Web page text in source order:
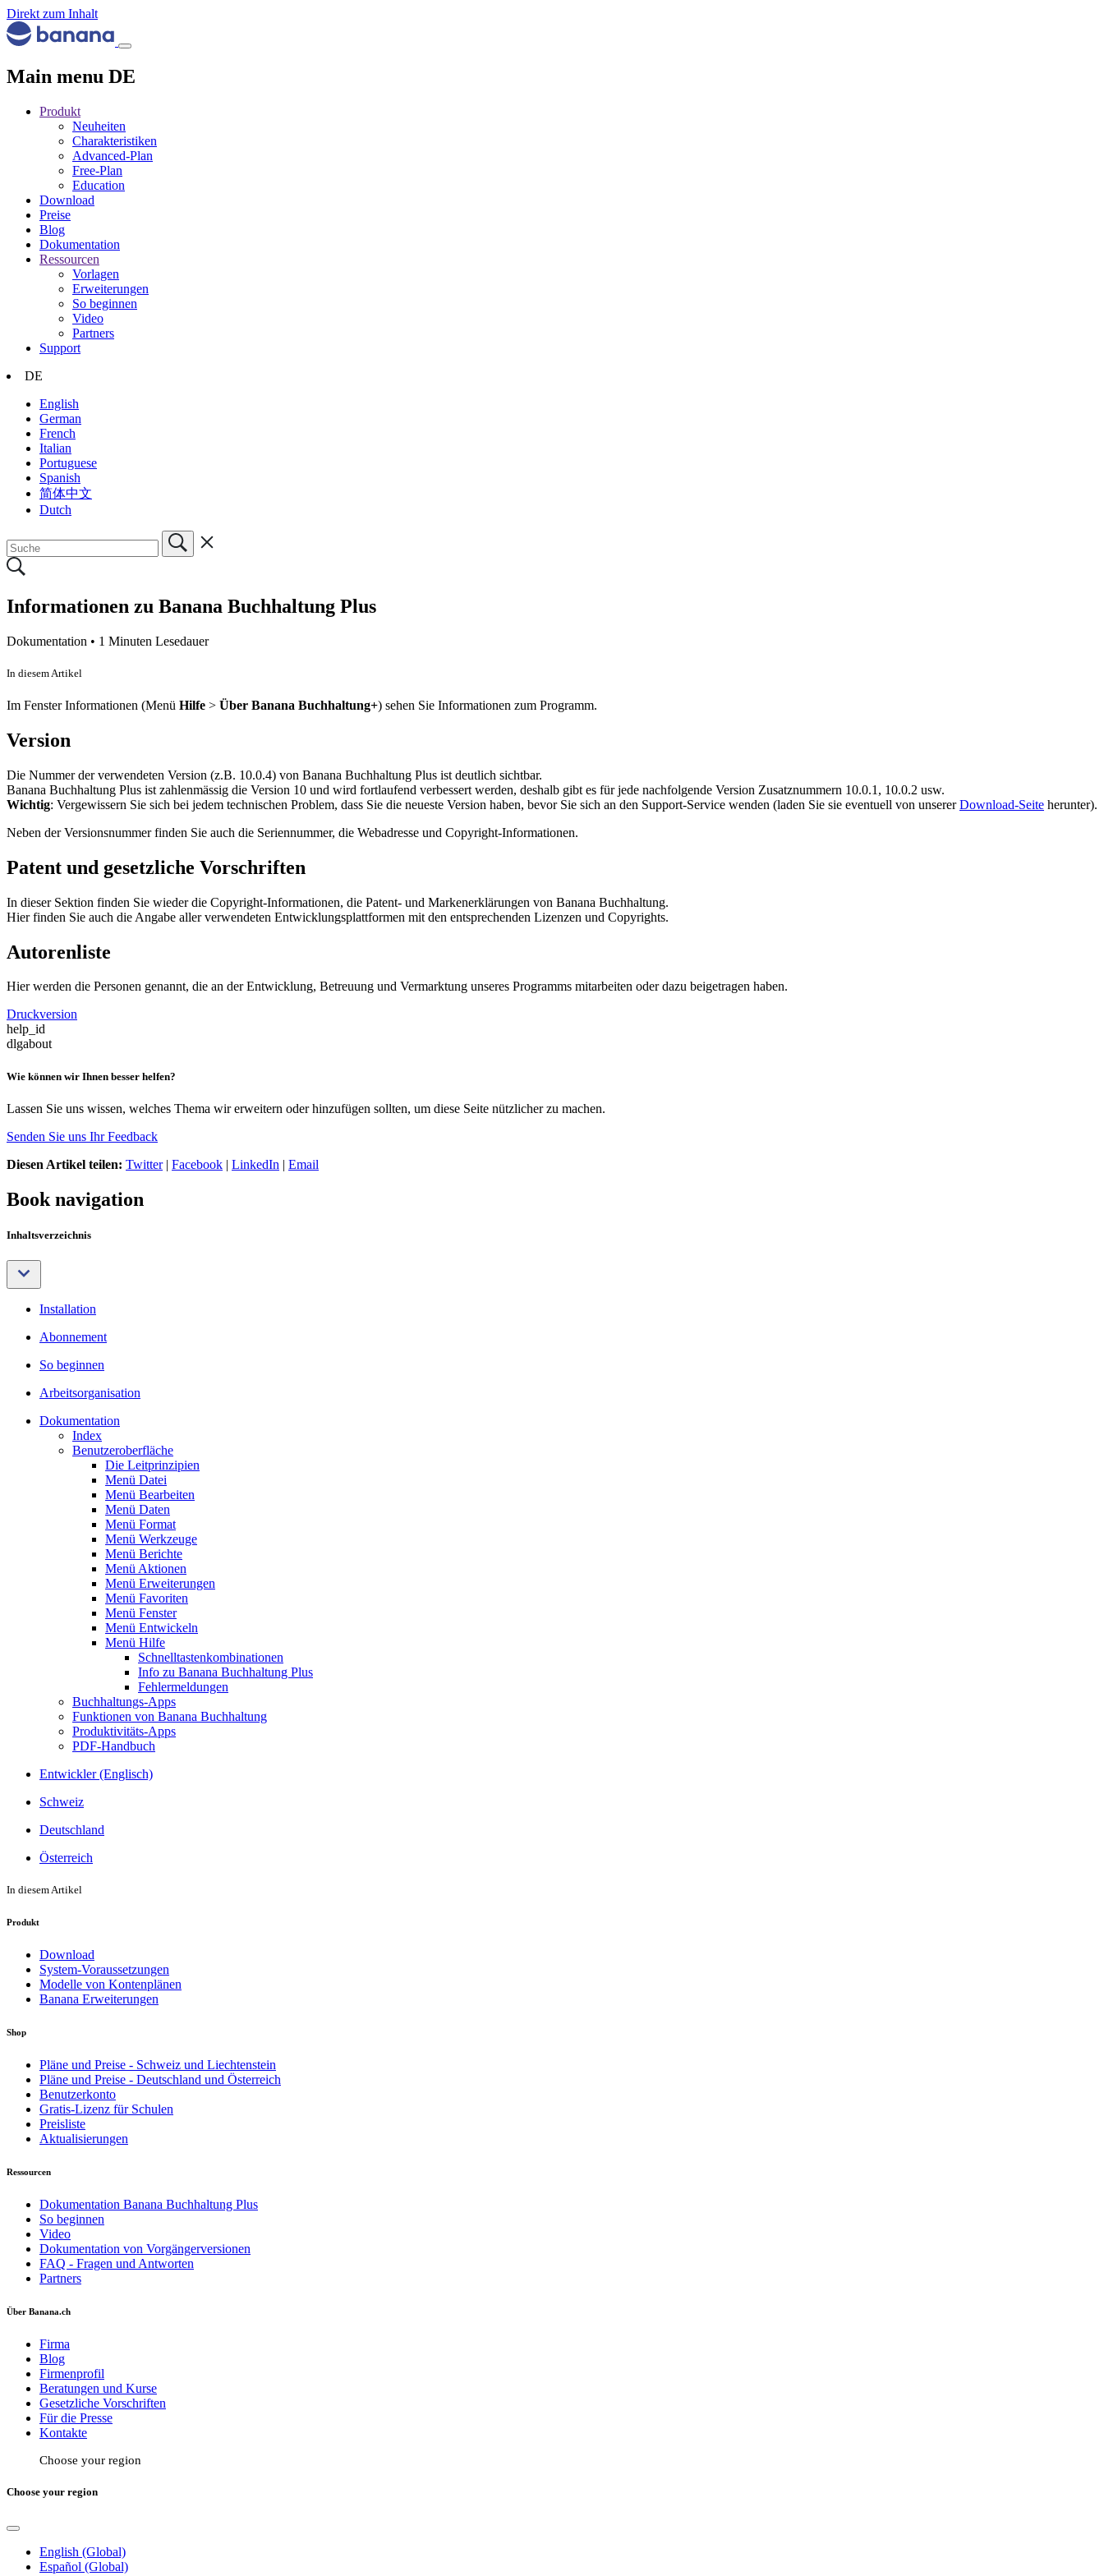
Direkt zum Inhalt
Main menu DE
Produkt
Neuheiten
Charakteristiken
Advanced-Plan
Free-Plan
Education
Download
Preise
Blog
Dokumentation
Ressourcen
Vorlagen
Erweiterungen
So beginnen
Video
Partners
Support
DE
English
German
French
Italian
Portuguese
Spanish
简体中文
Dutch
Informationen zu Banana Buchhaltung Plus
Dokumentation • 1 Minuten Lesedauer
In diesem Artikel
Im Fenster Informationen (Menü Hilfe > Über Banana Buchhaltung+) sehen Sie Informationen zum Programm.
Version
Die Nummer der verwendeten Version (z.B. 10.0.4) von Banana Buchhaltung Plus ist deutlich sichtbar.
Banana Buchhaltung Plus ist zahlenmässig die Version 10 und wird fortlaufend verbessert werden, deshalb gibt es für jede nachfolgende Version Zusatznummern 10.0.1, 10.0.2 usw.
Wichtig: Vergewissern Sie sich bei jedem technischen Problem, dass Sie die neueste Version haben, bevor Sie sich an den Support-Service wenden (laden Sie sie eventuell von unsererDownload-Seite herunter).
Neben der Versionsnummer finden Sie auch die Seriennummer, die Webadresse und Copyright-Informationen.
Patent und gesetzliche Vorschriften
In dieser Sektion finden Sie wieder die Copyright-Informationen, die Patent- und Markenerklärungen von Banana Buchhaltung.
Hier finden Sie auch die Angabe aller verwendeten Entwicklungsplattformen mit den entsprechenden Lizenzen und Copyrights.
Autorenliste
Hier werden die Personen genannt, die an der Entwicklung, Betreuung und Vermarktung unseres Programms mitarbeiten oder dazu beigetragen haben.
Druckversion
help_id
dlgabout
Wie können wir Ihnen besser helfen?
Lassen Sie uns wissen, welches Thema wir erweitern oder hinzufügen sollten, um diese Seite nützlicher zu machen.
Senden Sie uns Ihr Feedback
Diesen Artikel teilen: Twitter| Facebook | LinkedIn | Email
Book navigation
Inhaltsverzeichnis
Installation
Abonnement
So beginnen
Arbeitsorganisation
Dokumentation
Index
Benutzeroberfläche
Die Leitprinzipien
Menü Datei
Menü Bearbeiten
Menü Daten
Menü Format
Menü Werkzeuge
Menü Berichte
Menü Aktionen
Menü Erweiterungen
Menü Favoriten
Menü Fenster
Menü Entwickeln
Menü Hilfe
Schnelltastenkombinationen
Info zu Banana Buchhaltung Plus
Fehlermeldungen
Buchhaltungs-Apps
Funktionen von Banana Buchhaltung
Produktivitäts-Apps
PDF-Handbuch
Entwickler (Englisch)
Schweiz
Deutschland
Österreich
In diesem Artikel
Produkt
Download
System-Voraussetzungen
Modelle von Kontenplänen
Banana Erweiterungen
Shop
Pläne und Preise - Schweiz und Liechtenstein
Pläne und Preise - Deutschland und Österreich
Benutzerkonto
Gratis-Lizenz für Schulen
Preisliste
Aktualisierungen
Ressourcen
Dokumentation Banana Buchhaltung Plus
So beginnen
Video
Dokumentation von Vorgängerversionen
FAQ - Fragen und Antworten
Partners
Über Banana.ch
Firma
Blog
Firmenprofil
Beratungen und Kurse
Gesetzliche Vorschriften
Für die Presse
Kontakte
Choose your region
Choose your region
English (Global)
Español (Global)